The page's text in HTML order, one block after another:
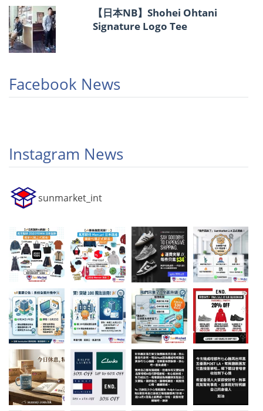
【日本NB】Shohei Ohtani
Signature Logo Tee
Facebook News
Instagram News
sunmarket_int